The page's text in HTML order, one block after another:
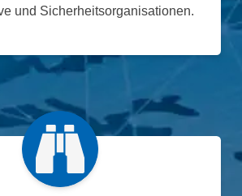
und Sicherheitsorganisationen.